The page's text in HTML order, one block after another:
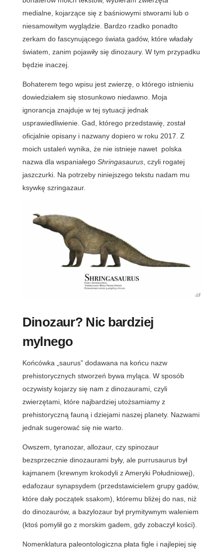
medialne, kojarzące się z baśniowymi stworami lub o
niesamowitym wyglądzie. Bardzo rzadko ponadto
zerkam do fascynującego świata gadów, które władały
światem, zanim pojawiły się dinozaury. W tym przypadku
będzie inaczej.
Bohaterem tego wpisu jest zwierzę, o którego istnieniu
dowiedziałem się stosunkowo niedawno. Moja
ignorancja znajduje w tej sytuacji jednak
usprawiedliwienie. Gad, którego przedstawię, został
oficjalnie opisany i nazwany dopiero w roku 2017. Z
moich ustaleń wynika, że nie istnieje nawet polska
nazwa dla wspaniałego Shringasaurus, czyli rogatej
jaszczurki. Na potrzeby niniejszego tekstu nadam mu
ksywkę szringazaur.
Dinozaur? Nic bardziej
mylnego
Końcówka „saurus” dodawana na końcu nazw
prehistorycznych stworzeń bywa myląca. W sposób
oczywisty kojarzy się nam z dinozaurami, czyli
zwierzętami, które najbardziej utożsamiamy z
prehistoryczną fauną i dziejami naszej planety. Nazwami
jednak sugerować się nie warto.
Owszem, tyranozar, allozaur, czy spinozaur
bezsprzecznie dinozaurami były, ale purrusaurus był
kajmanem (krewnym krokodyli z Ameryki Południowej),
edafozaur synapsydem (przedstawicielem grupy gadów,
które dały początek ssakom), któremu bliżej do nas, niż
do dinozaurów, a bazylozaur był prymitywnym waleniem
(ktoś pomylił go z morskim gadem, gdy zobaczył kości).
Nomenklatura paleontologiczna płata figle i najlepiej się